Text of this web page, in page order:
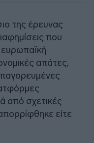
της έρευνας
που
απάτες,
από σχετικές
είτε